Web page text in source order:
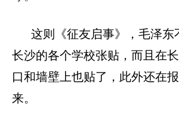
这则
《征友启事》，毛泽
长沙的各个学校张贴，而且在
口和墙壁上也贴了，此外还在
来。